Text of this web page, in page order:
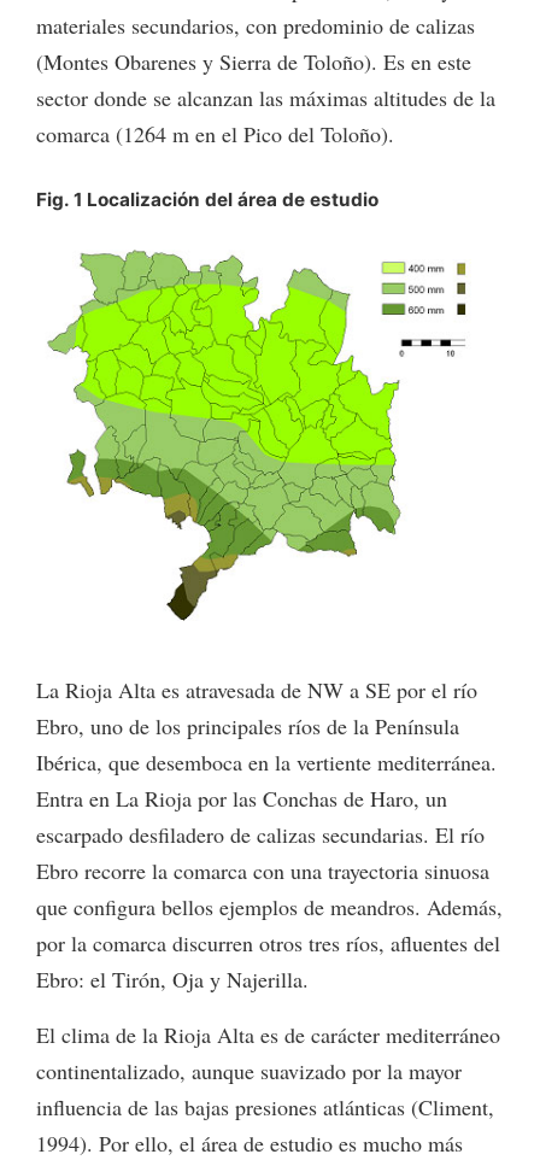
materiales secundarios, con predominio de calizas
(Montes Obarenes y Sierra de Toloño). Es en este
sector donde se alcanzan las máximas altitudes de la
comarca (1264 m en el Pico del Toloño).
Fig. 1 Localización del área de estudio
La Rioja Alta es atravesada de NW a SE por el río
Ebro, uno de los principales ríos de la Península
Ibérica, que desemboca en la vertiente mediterránea.
Entra en La Rioja por las Conchas de Haro, un
escarpado desfiladero de calizas secundarias. El río
Ebro recorre la comarca con una trayectoria sinuosa
que configura bellos ejemplos de meandros. Además,
por la comarca discurren otros tres ríos, afluentes del
Ebro: el Tirón, Oja y Najerilla.
El clima de la Rioja Alta es de carácter mediterráneo
continentalizado, aunque suavizado por la mayor
influencia de las bajas presiones atlánticas (Climent,
1994). Por ello, el área de estudio es mucho más